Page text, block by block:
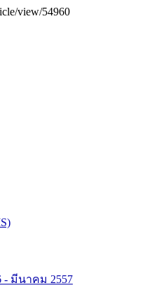
view/54960
- มีนาคม 2557